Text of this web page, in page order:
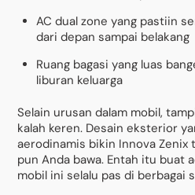
AC dual zone yang pastiin
dari depan sampai belakang
Ruang bagasi yang luas
liburan keluarga
Selain urusan dalam mobil,
kalah keren. Desain eksterior
aerodinamis bikin Innova Zenix
pun Anda bawa. Entah itu buat
mobil ini selalu pas di berbagai